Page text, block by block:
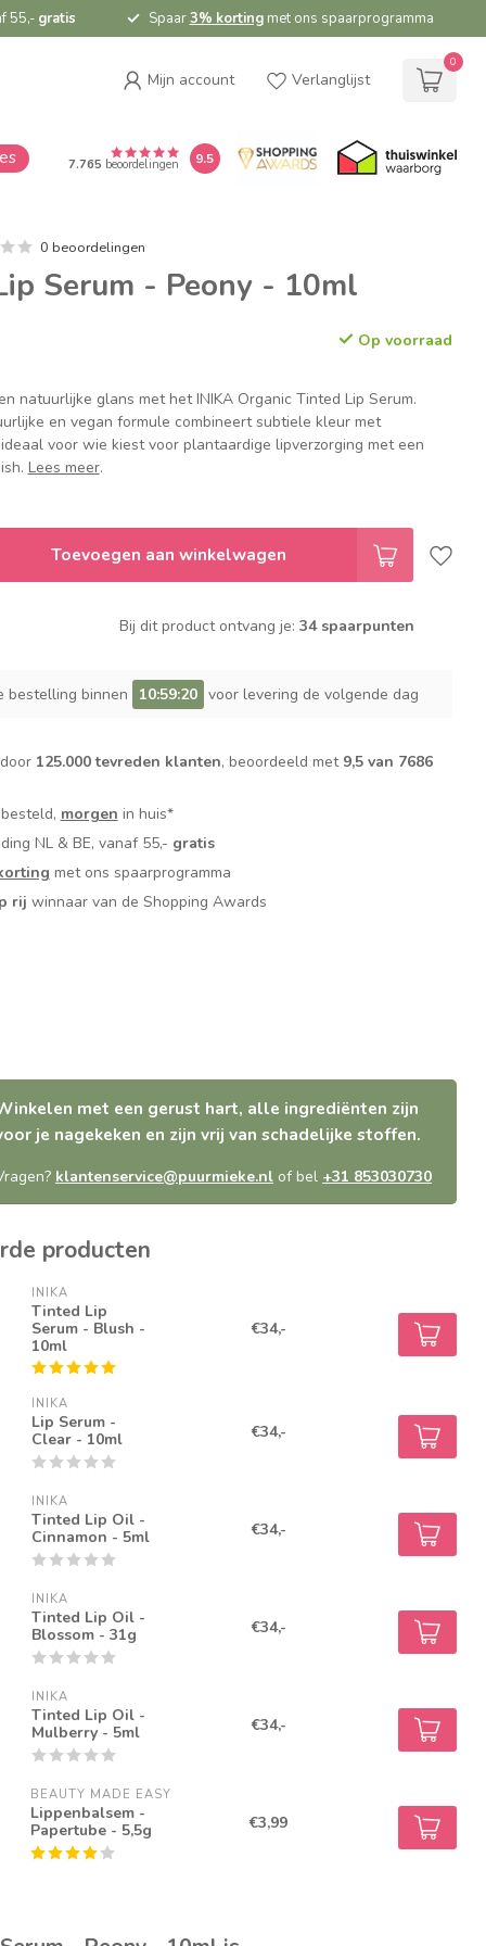
55,- gratis Spaar3% kortingmet ons spaarprogramma
Mijn account Verlanglijst
0
7.765 beoordelingen 9.5
0 beoordelingen
Serum - Peony - 10ml
Op voorraad
natuurlijke glans met het INIKA Organic Tinted Lip Serum.
en vegan formule combineert subtiele kleur met
voor wie kiest voor plantaardige lipverzorging met een
Lees meer.
Toevoegen aan winkelwagen
Bij dit product ontvang je: 34 spaarpunten
bestelling binnen 10:59:19 voor levering de volgende dag
125.000 tevreden klanten, beoordeeld met 9,5 van 7686
morgen in huis*
NL & BE, vanaf 55,- gratis
met ons spaarprogramma
rij winnaar van de Shopping Awards
met een gerust hart, alle ingrediënten zijn
je nagekeken en zijn vrij van schadelijke stoffen.
klantenservice@puurmieke.nl of bel +31 853030730
producten
INIKA
Tinted Lip
Serum - Blush -
10ml
€34,-
INIKA
Lip Serum -
Clear - 10ml
€34,-
INIKA
Tinted Lip Oil -
Cinnamon - 5ml
€34,-
INIKA
Tinted Lip Oil -
Blossom - 31g
€34,-
INIKA
Tinted Lip Oil -
Mulberry - 5ml
€34,-
BEAUTY MADE EASY
Lippenbalsem -
Papertube - 5,5g
€3,99